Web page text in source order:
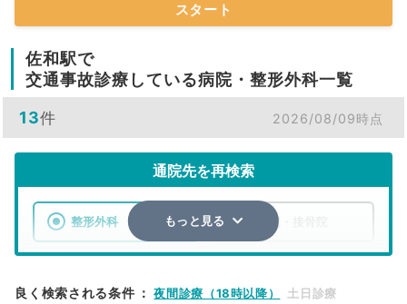
スタート
佐和駅で
交通事故診療している病院・整形外科一覧
13件 2026/08/09時点
通院先を再検索
整形外科 整骨院・接骨院
もっと見る
良く検索される条件 ： 夜間診療（18時以降） 土日診療